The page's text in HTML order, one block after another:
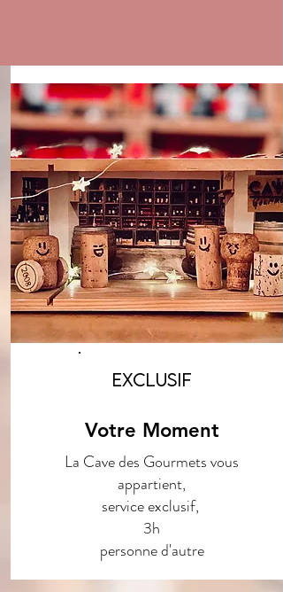
Exclusif
Votre Moment
La Cave des Gourmets vous
appartient,
service exclusif,
3h
personne d'autre